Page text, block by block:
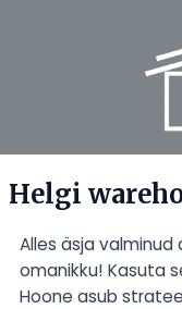
Helgi
Alles äsja
omanikku! Kasuta
Hoone asub